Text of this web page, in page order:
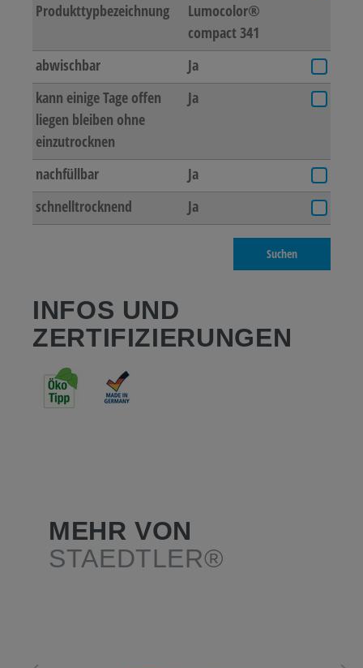
Produkttypbezeichnung
Lumocolor®
compact 341
abwischbar
Ja
kann einige Tage offen
liegen bleiben ohne
einzutrocknen
Ja
nachfüllbar
Ja
schnelltrocknend
Ja
Suchen
INFOS UND
ZERTIFIZIERUNGEN
MEHR VON
STAEDTLER®